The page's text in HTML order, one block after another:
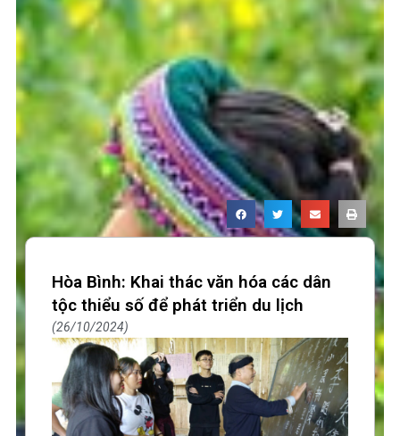
Hòa Bình: Khai thác văn hóa các dân
tộc thiểu số để phát triển du lịch
26/10/2024